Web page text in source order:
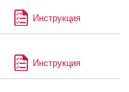
Инструкция
Инструкция